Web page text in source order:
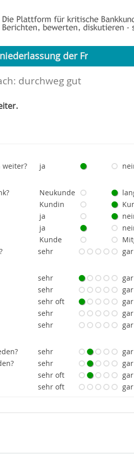
der Frankfurter
durchweg gut
weiter?
ja
Neukunde
Kundin
ja
ja
Kunde
sehr
sehr
sehr
sehr oft
sehr
sehr
sehr
sehr
sehr oft
sehr oft